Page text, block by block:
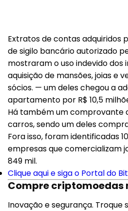
Extratos de contas adquiridos
de sigilo bancário autorizado
mostraram o uso indevido
aquisição de mansões, joias e
sócios. — um deles chegou a
apartamento por R$ 10,5
Há também um comprovante
carros, sendo um deles
Fora isso, foram identificadas
empresas que comercializam
849 mil.
Clique aqui e siga o Portal do
Compre criptomoedas
Inovação e segurança. Troque